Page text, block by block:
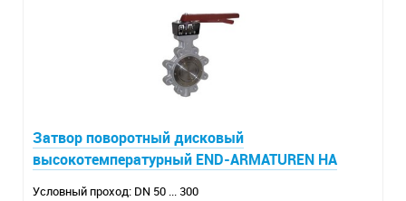
Затвор поворотный дисковый
высокотемпературный END-ARMATUREN HA
Условный проход: DN 50 ... 300